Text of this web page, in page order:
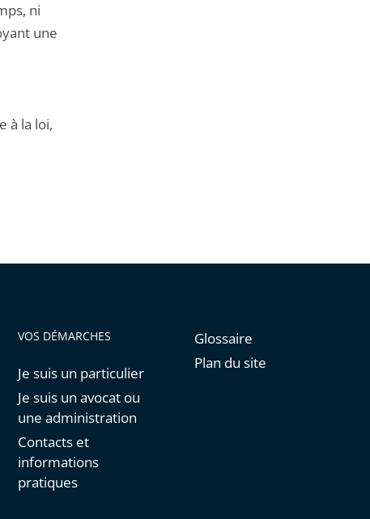
ni
une
à la loi,
VOS DÉMARCHES
Je suis un particulier
Je suis un avocat ou
une administration
Contacts et
informations
pratiques
Glossaire
Plan du site